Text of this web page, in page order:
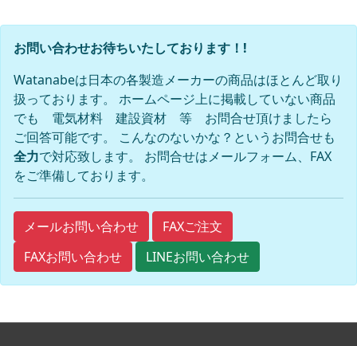
お問い合わせお待ちいたしております！!
Watanabeは日本の各製造メーカーの商品はほとんど取り
扱っております。 ホームページ上に掲載していない商品
でも 電気材料 建設資材 等 お問合せ頂けましたら
ご回答可能です。 こんなのないかな？というお問合せも
全力で対応致します。 お問合せはメールフォーム、FAX
をご準備しております。
メールお問い合わせ
FAXご注文
FAXお問い合わせ
LINEお問い合わせ